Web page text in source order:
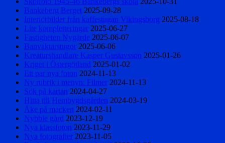
Bankeberg Berget 2025-09-28
Interiörbilder från kaffestugan Vikingsborg 2025-08-18
Lite kompletteringar 2025-06-27
Fastigheten Nygärde 2025-06-07
Banvaktarstugor 2025-06-06
Kreaturshandlare Kasper Gustavsson 2025-01-26
Kriget i Östergötland 2025-01-02
Ett par nya foton 2024-11-13
Ny rubrik i menyn: Filmer 2024-11-13
Sök på kartan 2024-04-27
Hitta till Hembygdsgården 2024-03-19
Åke på macken 2024-02-11
Nybble gård 2023-12-19
Nya klassfoton 2023-11-29
Nya fotografier 2023-11-05